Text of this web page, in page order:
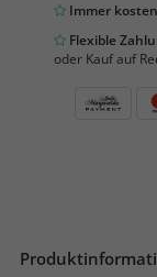
Immer
Flexible
oder Kauf auf